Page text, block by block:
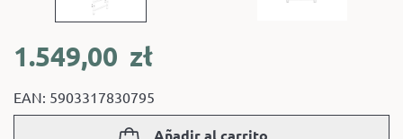
1.549,00 zł
EAN: 5903317830795
Añadir al carrito